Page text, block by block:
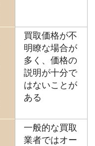
買取価格が不
明瞭な場合が
多く、価格の
説明が十分で
はないことが
ある
一般的な買取
業者ではオー